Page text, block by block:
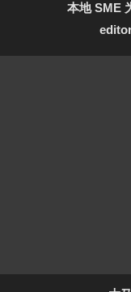
本地 SME